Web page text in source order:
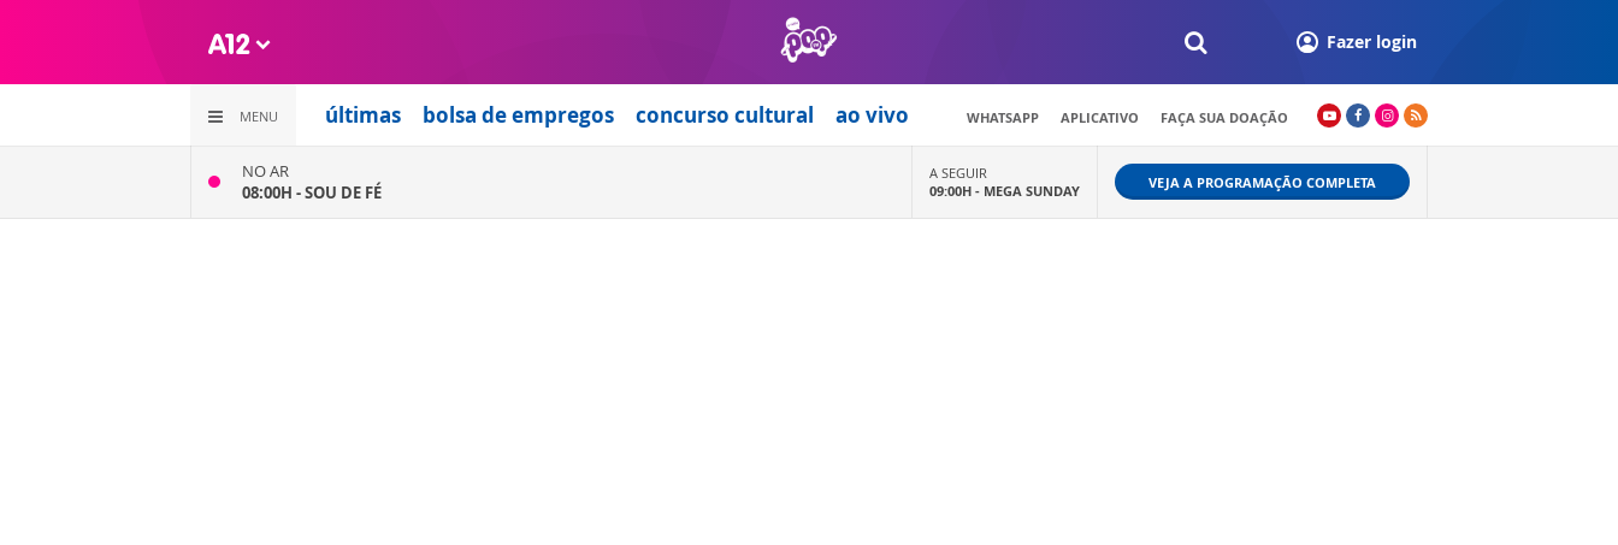
Fazer login
MENU últimas bolsa de empregos concurso cultural ao vivo WHATSAPP APLICATIVO FAÇA SUA DOAÇÃO
NO AR
08:00H -SOU DE FÉ
A SEGUIR
09:00H - MEGA SUNDAY VEJA A PROGRAMAÇÃO COMPLETA